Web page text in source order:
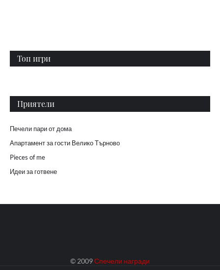
Топ игри
Приятели
Печели пари от дома
Апартамент за гости Велико Търново
Pieces of me
Идеи за готвене
© 2009Спечели награди